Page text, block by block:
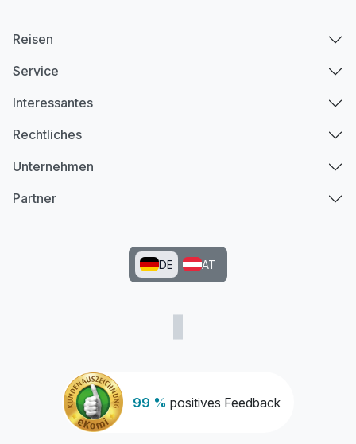
99 % positives Feedback
Reisen
Service
Interessantes
Rechtliches
Unternehmen
Partner
DE AT